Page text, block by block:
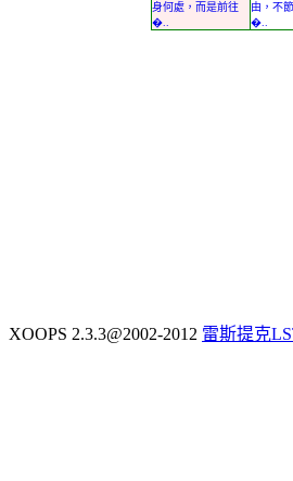
身何處，而是前往
�..
由，不
�..
XOOPS 2.3.3@2002-2012 雷斯提克